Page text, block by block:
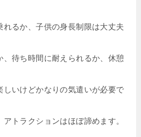
れるか、子供の身長制限は大丈夫
、待ち時間に耐えられるか、休憩
しいけどかなりの気遣いが必要で
トラクションはほぼ諦めます。